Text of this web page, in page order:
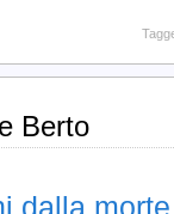
Berto
dalla